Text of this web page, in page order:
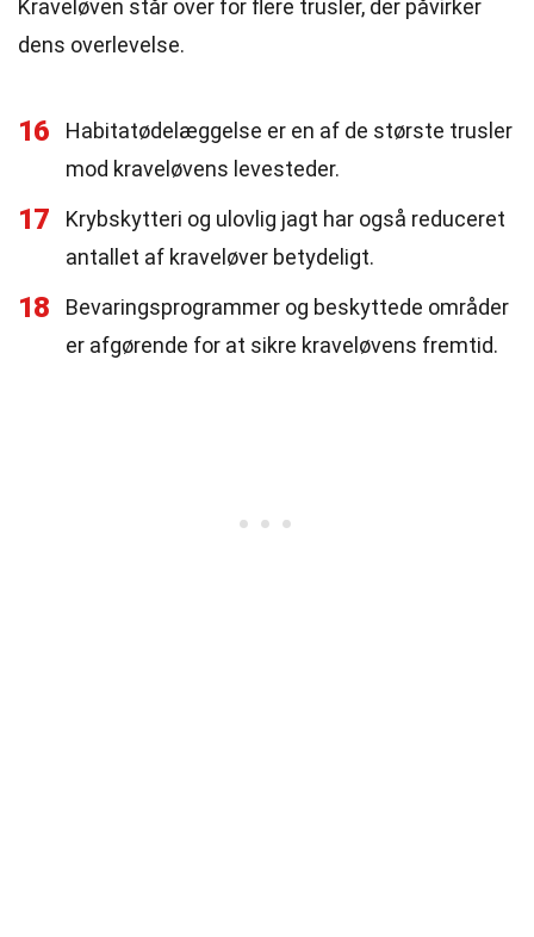
Kraveløven står over for flere trusler, der påvirker
dens overlevelse.
16
Habitatødelæggelse er en af de største trusler
mod kraveløvens levesteder.
17
Krybskytteri og ulovlig jagt har også reduceret
antallet af kraveløver betydeligt.
18
Bevaringsprogrammer og beskyttede områder
er afgørende for at sikre kraveløvens fremtid.